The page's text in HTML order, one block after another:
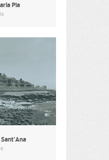
Pia